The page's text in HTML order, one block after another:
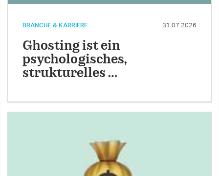
BRANCHE & KARRIERE 31.07.2026
Ghosting ist ein
psychologisches,
strukturelles …